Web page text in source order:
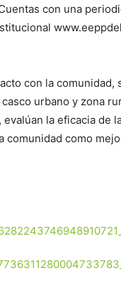
con una
con la comunidad,
urbano y zona
la eficacia de
comunidad como